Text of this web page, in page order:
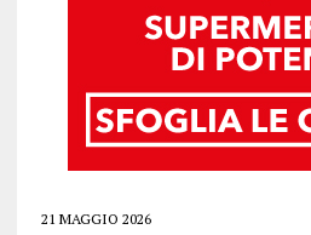
21 MAGGIO 2026